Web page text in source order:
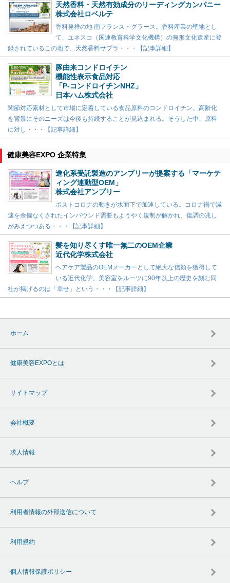
天然香料・天然有効成分のリーディングカンパニー
株式会社ロベルテ
香料発祥の地 南フランス・グラース。香料産業の聖地とし
て、ユネスコ（国連教育科学文化機構）の無形文化遺産に登
録されているこの地で、天然香料サプラ・・・【記事詳細】
豚由来コンドロイチン
機能性表示食品対応
「P-コンドロイチンNHZ」
日本ハム株式会社
関節対応素材として市場に定着している食品原料のコンドロイチン。高齢化
を背景にそのニーズは今後も持続することが見込まれる。そうした中、原料
に対し・・・【記事詳細】
健康美容EXPO 企業特集
進化系受託製造のアンプリーが提案する「マーケテ
ィング連動型OEM」
株式会社アンプリー
ポストコロナの動きが水面下で加速している。コロナ禍で減
速を余儀なくされたインバウンド需要もようやく規制が解かれ、復調の兆し
がみえつつある・・・【記事詳細】
髪を知り尽くす唯一無二のOEM企業
近代化学株式会社
ヘアケア製品のOEMメーカーとして絶大な信頼を獲得して
いる近代化学。美容室をルーツに90年以上の歴史を刻む同
社が掲げるのは「幸せ」という・・・【記事詳細】
ホーム
健康美容EXPOとは
サイトマップ
会社概要
求人情報
ヘルプ
利用者情報の外部送信について
利用規約
個人情報保護ポリシー